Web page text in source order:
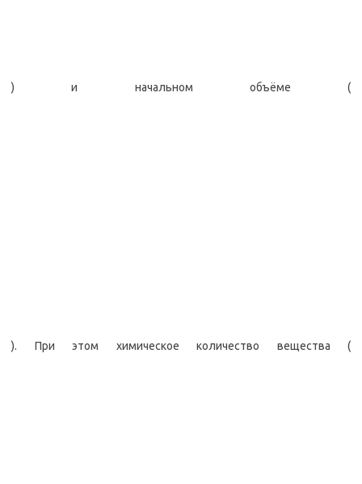
) и начальном объёме (
). При этом химическое количество вещества (